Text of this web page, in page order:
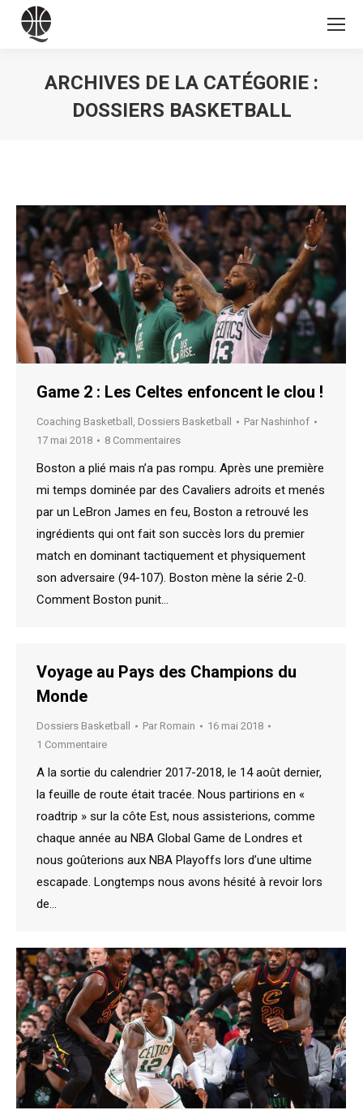
ARCHIVES DE LA CATÉGORIE :
DOSSIERS BASKETBALL
Game 2 : Les Celtes enfoncent le clou !
Coaching Basketball , Dossiers Basketball Par Nashinhof
17 mai 2018
8 Commentaires
Boston a plié mais n’a pas rompu. Après une première
mi temps dominée par des Cavaliers adroits et menés
par un LeBron James en feu, Boston a retrouvé les
ingrédients qui ont fait son succès lors du premier
match en dominant tactiquement et physiquement
son adversaire (94-107). Boston mène la série 2-0.
Comment Boston punit…
Voyage au Pays des Champions du
Monde
Dossiers Basketball Par Romain
16 mai 2018
1 Commentaire
A la sortie du calendrier 2017-2018, le 14 août dernier,
la feuille de route était tracée. Nous partirions en «
roadtrip » sur la côte Est, nous assisterions, comme
chaque année au NBA Global Game de Londres et
nous goûterions aux NBA Playoffs lors d’une ultime
escapade. Longtemps nous avons hésité à revoir lors
de…